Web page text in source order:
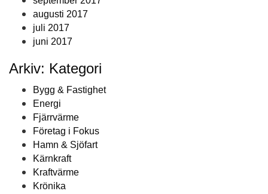
augusti 2017
juli 2017
juni 2017
Arkiv: Kategori
Bygg & Fastighet
Energi
Fjärrvärme
Företag i Fokus
Hamn & Sjöfart
Kärnkraft
Kraftvärme
Krönika